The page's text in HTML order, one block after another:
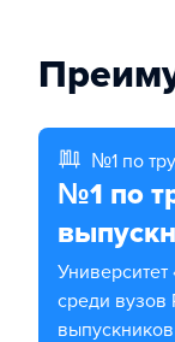
№1 по
№1 по
Университет «Синергия» занимает первое место
среди вузов